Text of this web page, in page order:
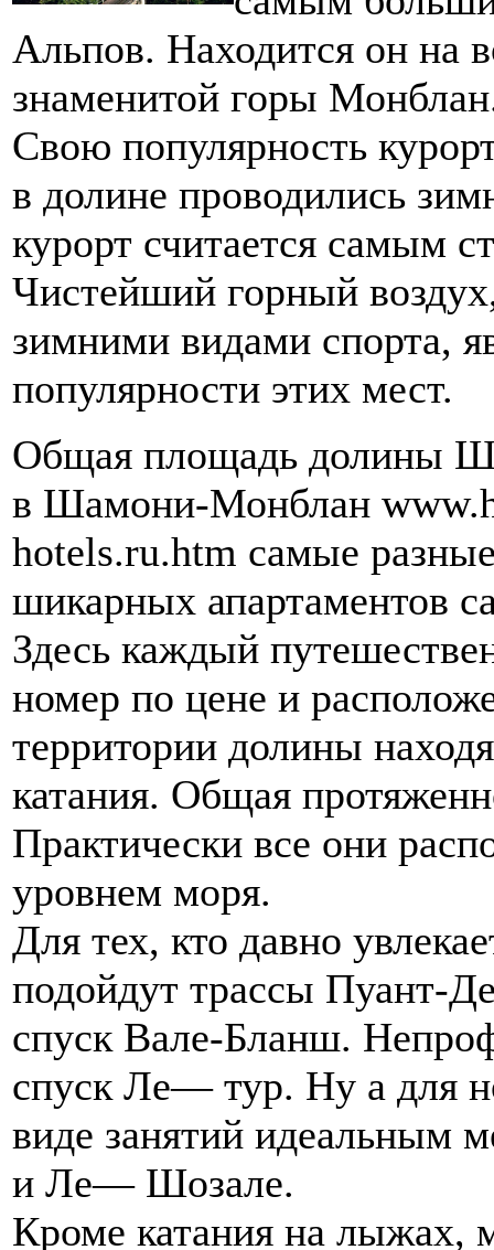
Альпов. Находится он на
знаменитой горы
Свою популярность
в долине проводились
курорт считается самым
Чистейший горный
зимними видами спорта,
популярности этих мест.
Общая площадь долины
в Шамони-Монблан
hotels.ru.htm самые
шикарных апартаментов
Здесь каждый
номер по цене и
территории долины
катания. Общая
Практически все они
уровнем моря.
Для тех, кто давно
подойдут трассы Пуант-
спуск Вале-Бланш.
спуск Ле— тур. Ну а для
виде занятий идеальным
и Ле— Шозале.
Кроме катания на лыжах,